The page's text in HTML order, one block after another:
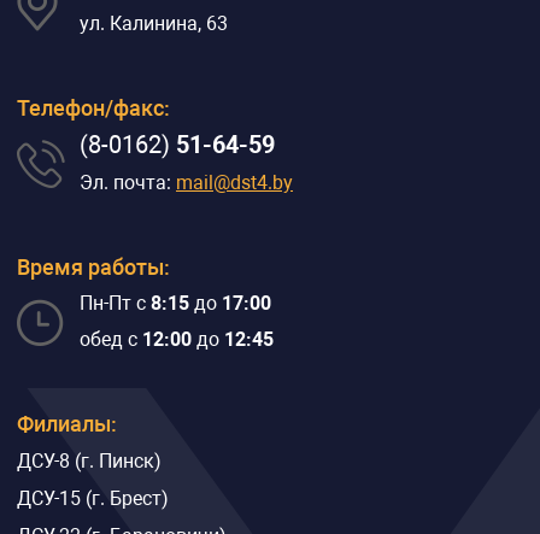
ул. Калинина, 63
Телефон/факс:
(8-0162) 51-64-59
Эл. почта: mail@dst4.by
Время работы:
Пн-Пт с 8:15 до 17:00
обед с 12:00 до 12:45
Филиалы:
ДСУ-8 (г. Пинск)
ДСУ-15 (г. Брест)